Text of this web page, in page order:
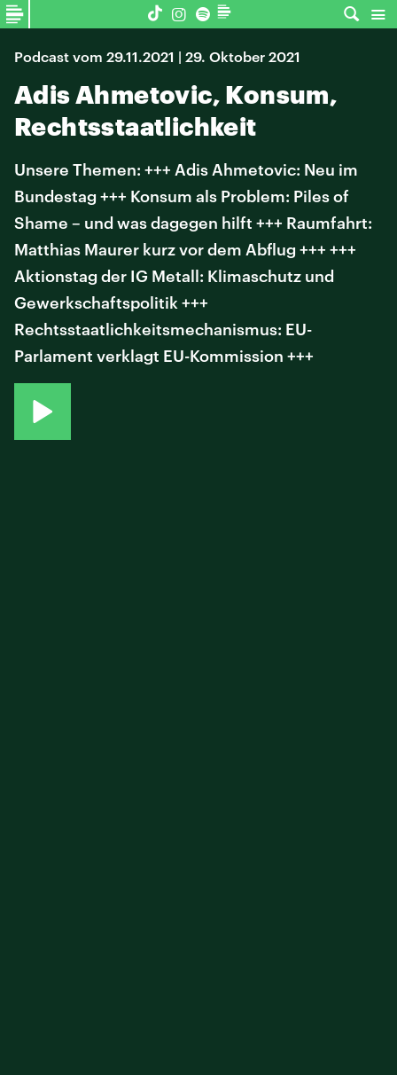
Podcast vom 29.11.2021 | 29. Oktober 2021
Adis Ahmetovic, Konsum,
Rechtsstaatlichkeit
Unsere Themen: +++ Adis Ahmetovic: Neu im
Bundestag +++ Konsum als Problem: Piles of
Shame – und was dagegen hilft +++ Raumfahrt:
Matthias Maurer kurz vor dem Abflug +++ +++
Aktionstag der IG Metall: Klimaschutz und
Gewerkschaftspolitik +++
Rechtsstaatlichkeitsmechanismus: EU-
Parlament verklagt EU-Kommission +++